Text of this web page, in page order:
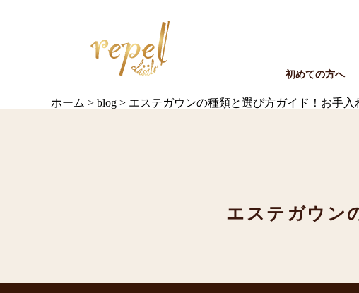
初めての方へ
ホーム > blog > エステガウンの種類と選び方ガイド！お手入
エステガウン